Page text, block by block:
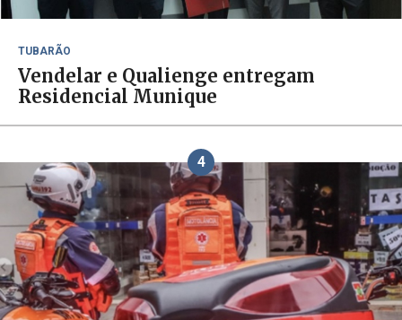
TUBARÃO
Vendelar e Qualienge entregam
Residencial Munique
4